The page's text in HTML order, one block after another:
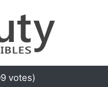
votes)